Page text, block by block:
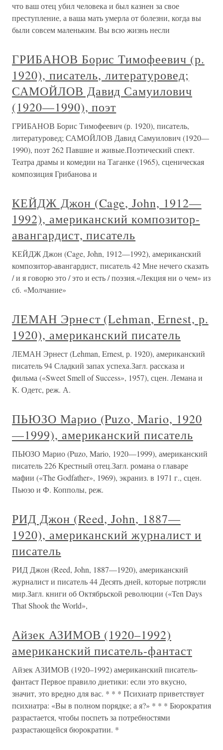
что ваш отец убил человека и был казнен за свое
преступление, а ваша мать умерла от болезни, когда вы
были совсем маленьким. Вы всю жизнь несли
ГРИБАНОВ Борис Тимофеевич (р.
1920), писатель, литературовед;
САМОЙЛОВ Давид Самуилович
(1920—1990), поэт
ГРИБАНОВ Борис Тимофеевич (р. 1920), писатель,
литературовед; САМОЙЛОВ Давид Самуилович (1920—
1990), поэт 262 Павшие и живые.Поэтический спект.
Театра драмы и комедии на Таганке (1965), сценическая
композиция Грибанова и
КЕЙДЖ Джон (Cage, John, 1912—
1992), американский композитор-
авангардист, писатель
КЕЙДЖ Джон (Cage, John, 1912—1992), американский
композитор-авангардист, писатель 42 Мне нечего сказать
/ и я говорю это / это и есть / поэзия.«Лекция ни о чем» из
сб. «Молчание»
ЛЕМАН Эрнест (Lehman, Ernest, р.
1920), американский писатель
ЛЕМАН Эрнест (Lehman, Ernest, р. 1920), американский
писатель 94 Сладкий запах успеха.Загл. рассказа и
фильма («Sweet Smell of Success», 1957), сцен. Лемана и
К. Одетс, реж. А.
ПЬЮЗО Марио (Puzo, Mario, 1920
—1999), американский писатель
ПЬЮЗО Марио (Puzo, Mario, 1920—1999), американский
писатель 226 Крестный отец.Загл. романа о главаре
мафии («The Godfather», 1969), экраниз. в 1971 г., сцен.
Пьюзо и Ф. Копполы, реж.
РИД Джон (Reed, John, 1887—
1920), американский журналист и
писатель
РИД Джон (Reed, John, 1887—1920), американский
журналист и писатель 44 Десять дней, которые потрясли
мир.Загл. книги об Октябрьской революции («Ten Dаys
That Shook the World»,
Айзек АЗИМОВ (1920–1992)
американский писатель-фантаст
Айзек АЗИМОВ (1920–1992) американский писатель-
фантаст Первое правило диетики: если это вкусно,
значит, это вредно для вас. * * * Психиатр приветствует
психиатра: «Вы в полном порядке; а я?» * * * Бюрократия
разрастается, чтобы поспеть за потребностями
разрастающейся бюрократии. *